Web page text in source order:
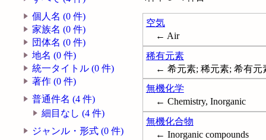
個人名 (0 件)
家族名 (0 件)
団体名 (0 件)
地名 (0 件)
統一タイトル (0 件)
著作 (0 件)
普通件名 (4 件)
細目なし (4 件)
ジャンル・形式 (0 件)
空気
← Air
稀有元素
← 希元素; 稀元素; 希有元
無機化学
← Chemistry, Inorganic
無機化合物
← Inorganic compounds